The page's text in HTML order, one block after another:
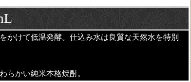
かけて低温発酵。仕込み水は良質な天然水を特別
らかい純米本格焼酎。